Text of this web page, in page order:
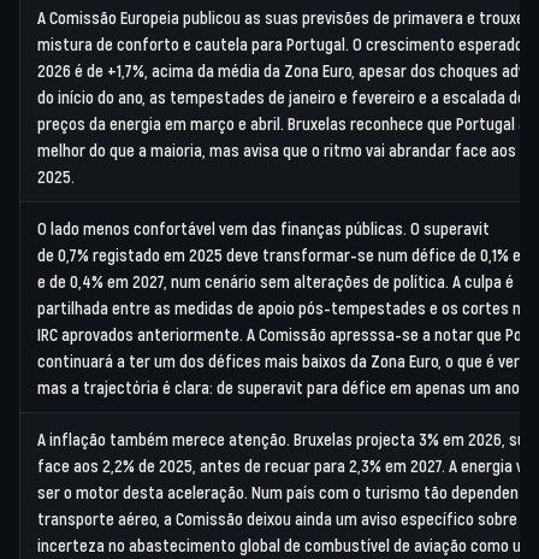
A Comissão Europeia publicou as suas previsões de primavera e trouxe
mistura de conforto e cautela para Portugal. O crescimento esperado
2026 é de +1,7% , acima da média da Zona Euro, apesar dos choques
do início do ano, as tempestades de janeiro e fevereiro e a escalada dos
preços da energia em março e abril. Bruxelas reconhece que Portugal
melhor do que a maioria, mas avisa que o ritmo vai abrandar face aos
2025.
O lado menos confortável vem das finanças públicas. O superavit
de0,7%registado em 2025 deve transformar-se num défice de0,1%em
e de0,4%em 2027, num cenário sem alterações de política. A culpa é
partilhada entre as medidas de apoio pós-tempestades e os cortes no
IRC aprovados anteriormente. A Comissão apresssa-se a notar que
continuará a ter um dos défices mais baixos da Zona Euro, o que é
mas a trajectória é clara: de superavit para défice em apenas um ano.
A inflação também merece atenção. Bruxelas projecta3%em 2026,
face aos 2,2% de 2025, antes de recuar para 2,3% em 2027. A energia
ser o motor desta aceleração. Num país com o turismo tão dependente
transporte aéreo, a Comissão deixou ainda um aviso específico sobre a
incerteza no abastecimento global de combustível de aviação como